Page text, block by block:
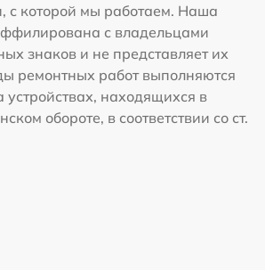
с которой мы работаем. Наша
с владельцами
знаков и не представляет их
ремонтных работ выполняются
устройствах, находящихся в
обороте, в соответствии со ст.